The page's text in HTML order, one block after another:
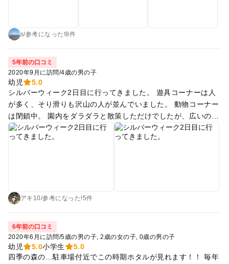
s/参考になった!8件
5年前の口コミ
2020年9月に訪問/4歳の男の子
幼児
5.0
シルバーウィーク2日目に行ってきました。 遊具コーナーは人
が多く、そり滑りも沢山の人が並んでいました。 動物コーナー
は閉鎖中。 園内をダラダラと散策しただけでしたが、広いので
良い運動になりました。 これからの季節は紅葉なども楽しめそ
うなので良いかもしれません。
アキ10/参考に なった!5件
6年前の口コミ
2020年6月に訪問/5歳の男の子 2歳の女の子 0歳の男の子
幼児 5.0小学生
5.0
四季の森の…駐車場付近でこの時期ホタルが見れます！！ 毎年